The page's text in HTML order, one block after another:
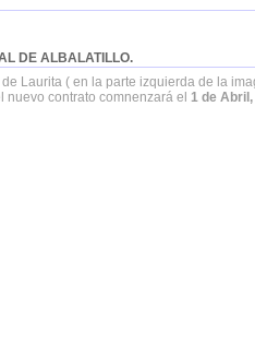
DE ALBALATILLO.
Laurita ( en la parte izquierda de la
nuevo contrato comnenzará el 1 de Abril,